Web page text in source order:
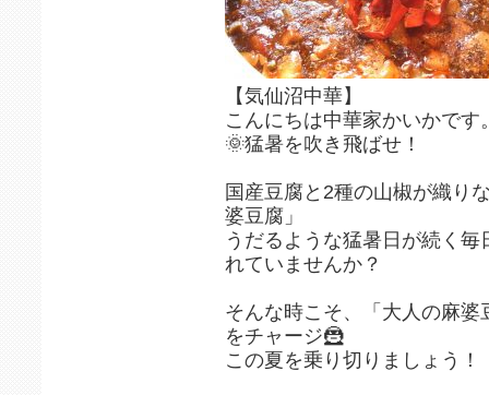
【気仙沼中華】
こんにちは中華家かいかです
🌞猛暑を吹き飛ばせ！
国産豆腐と2種の山椒が織り
婆豆腐」
うだるような猛暑日が続く
れていませんか？
そんな時こそ、「大人の麻
をチャージ🦹
この夏を乗り切りましょう！